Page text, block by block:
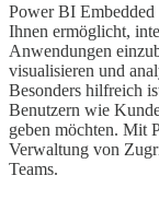
Power BI
Ihnen ermöglicht,
Anwendungen
visualisieren und
Besonders hilfreich
Benutzern wie
geben möchten. Mit
Verwaltung von
Teams.